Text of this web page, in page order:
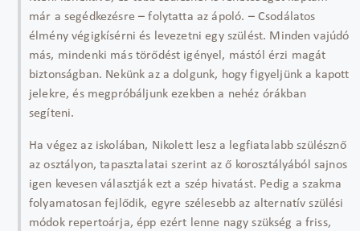
már a segédkezésre – folytatta az ápoló. – Csodálatos
élmény végigkísérni és levezetni egy szülést. Minden vajúdó
más, mindenki más törődést igényel, mástól érzi magát
biztonságban. Nekünk az a dolgunk, hogy figyeljünk a kapott
jelekre, és megpróbáljunk ezekben a nehéz órákban
segíteni.
Ha végez az iskolában, Nikolett lesz a legfiatalabb szülésznő
az osztályon, tapasztalatai szerint az ő korosztályából sajnos
igen kevesen választják ezt a szép hivatást. Pedig a szakma
folyamatosan fejlődik, egyre szélesebb az alternatív szülési
módok repertoárja, épp ezért lenne nagy szükség a friss,